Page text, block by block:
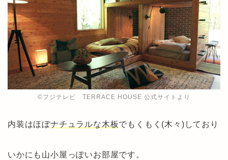
©︎フジテレビ TERRACE HOUSE 公式サイトより
内装はほぼナチュラルな木板でもくもく(木々)しており
いかにも 山小屋っぽいお部屋です。